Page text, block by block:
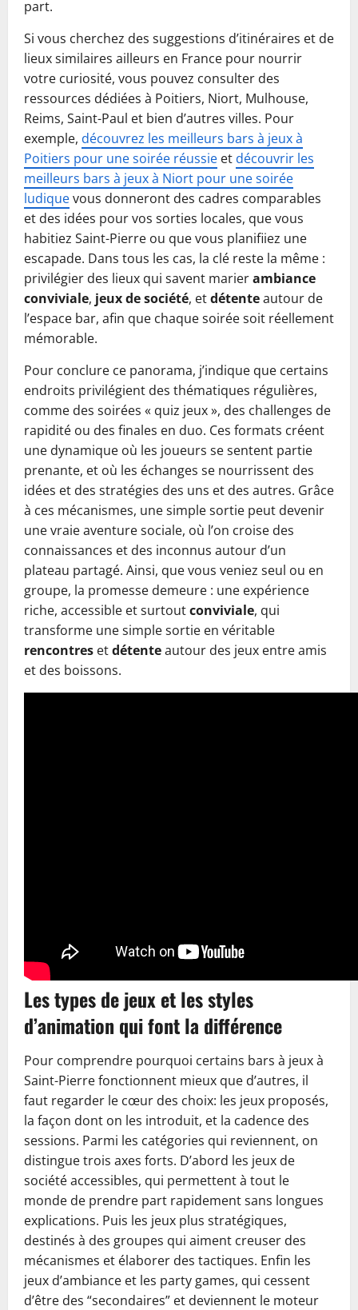
part.
Si vous cherchez des suggestions d’itinéraires et de
lieux similaires ailleurs en France pour nourrir
votre curiosité, vous pouvez consulter des
ressources dédiées à Poitiers, Niort, Mulhouse,
Reims, Saint-Paul et bien d’autres villes. Pour
exemple, découvrez les meilleurs bars à jeux à
Poitiers pour une soirée réussie et découvrir les
meilleurs bars à jeux à Niort pour une soirée
ludiquevous donneront des cadres comparables
et des idées pour vos sorties locales, que vous
habitiez Saint-Pierre ou que vous planifiiez une
escapade. Dans tous les cas, la clé reste la même :
privilégier des lieux qui savent marierambiance
conviviale, jeux de société, etdétenteautour de
l’espace bar, afin que chaque soirée soit réellement
mémorable.
Pour conclure ce panorama, j’indique que certains
endroits privilégient des thématiques régulières,
comme des soirées « quiz jeux », des challenges de
rapidité ou des finales en duo. Ces formats créent
une dynamique où les joueurs se sentent partie
prenante, et où les échanges se nourrissent des
idées et des stratégies des uns et des autres. Grâce
à ces mécanismes, une simple sortie peut devenir
une vraie aventure sociale, où l’on croise des
connaissances et des inconnus autour d’un
plateau partagé. Ainsi, que vous veniez seul ou en
groupe, la promesse demeure : une expérience
riche, accessible et surtoutconviviale, qui
transforme une simple sortie en véritable
rencontres etdétenteautour des jeux entre amis
et des boissons.
Les types de jeux et les styles
d’animation qui font la différence
Pour comprendre pourquoi certains bars à jeux à
Saint-Pierre fonctionnent mieux que d’autres, il
faut regarder le cœur des choix: les jeux proposés,
la façon dont on les introduit, et la cadence des
sessions. Parmi les catégories qui reviennent, on
distingue trois axes forts. D’abord les jeux de
société accessibles, qui permettent à tout le
monde de prendre part rapidement sans longues
explications. Puis les jeux plus stratégiques,
destinés à des groupes qui aiment creuser des
mécanismes et élaborer des tactiques. Enfin les
jeux d’ambiance et les party games, qui cessent
d’être des “secondaires” et deviennent le moteur